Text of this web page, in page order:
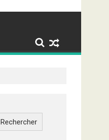
Rechercher